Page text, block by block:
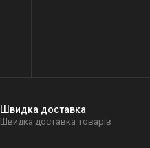
Швидка доставка
Швидка доставка товарів